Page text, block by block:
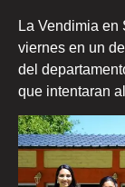
La Vendimia en
viernes en un
del
que intentaran